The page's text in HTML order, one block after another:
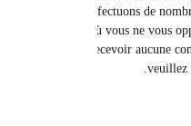
site, identifier les visiteurs du
envoyons des
communiquons par e-mail